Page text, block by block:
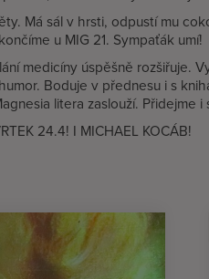
Má sál v hrsti, odpustí mu
u MIG 21. Sympaťák umí!
medicíny úspěšně
Boduje v přednesu i s
litera zaslouží.
24.4! I MICHAEL KOCÁB!